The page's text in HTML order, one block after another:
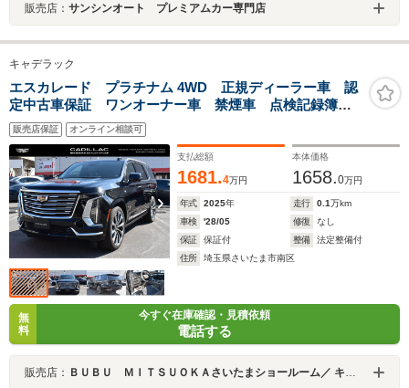
販売店： サンシンオート プレミアムカー専門店
キャデラック
エスカレード プラチナム 4WD 正規ディーラー車 認
定中古車保証 ワンオーナー車 禁煙車 点検記録簿発
行 AKG36スピーカー ApleCarPlay/AndroidAuto 24
インチホイール リアシートヒーター 55インチHDカー
ブドLEDディスプレイ ETC2.0
販売店保証 オンライン相談可
支払総額
1681.4万円
本体価格
1658.0万円
年式 2025年 走行 0.1万km
車検
'28/05 修復
なし
保証
保証付 整備
法定整備付
住所
埼玉県さいたま市南区
無
料
今すぐ在庫確認・見積依頼
電話する
販売店： ＢＵＢＵ ＭＩＴＳＵＯＫＡさいたまショールーム／ キャデラックさいたま南／シボレーさいたま南